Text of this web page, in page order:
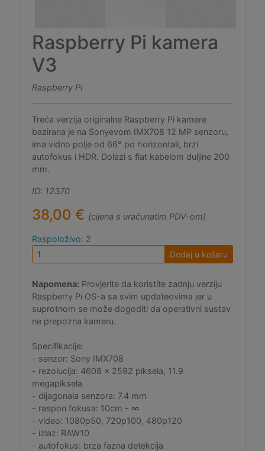
Raspberry Pi kamera
V3
Raspberry Pi
Treća verzija originalne Raspberry Pi kamere
bazirana je na Sonyevom IMX708 12 MP senzoru,
ima vidno polje od 66° po horizontali, brzi
autofokus i HDR. Dolazi s flat kabelom duljine 200
mm.
ID: 12370
38,00 € (cijena s uračunatim PDV-om)
Raspoloživo: 2
Dodaj u košaru
Napomena: Provjerite da koristite zadnju verziju
Raspberry Pi OS-a sa svim updateovima jer u
suprotnom se može dogoditi da operativni sustav
ne prepozna kameru.
Specifikacije:
- senzor: Sony IMX708
- rezolucija: 4608 × 2592 piksela, 11.9
megapiksela
- dijagonala senzora: 7.4 mm
- raspon fokusa: 10cm - ∞
- video: 1080p50, 720p100, 480p120
- izlaz: RAW10
- autofokus: brza fazna detekcija